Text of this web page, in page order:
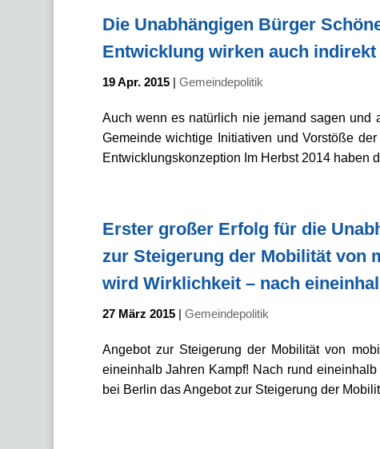
Die Unabhängigen Bürger
Entwicklung wirken auch indirekt
19 Apr. 2015| Gemeindepolitik
Auch wenn es natürlich nie jemand sagen und
Gemeinde wichtige Initiativen und Vorstöße
Entwicklungskonzeption Im Herbst 2014 haben
Erster großer Erfolg für die
zur Steigerung der Mobilität von
wird Wirklichkeit – nach
27 März 2015| Gemeindepolitik
Angebot zur Steigerung der Mobilität von
eineinhalb Jahren Kampf! Nach rund
bei Berlin das Angebot zur Steigerung der